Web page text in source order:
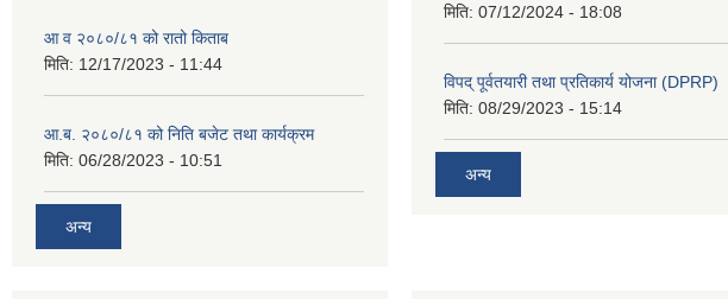
आ व २०८०/८१ को रातो किताब
मिति: 12/17/2023 - 11:44
आ.ब. २०८०/८१ को निति बजेट तथा कार्यक्रम
मिति: 06/28/2023 - 10:51
अन्य
मिति: 07/12/2024 - 18:08
विपद् पूर्वतयारी तथा प्रतिकार्य योजना (DPRP)
मिति: 08/29/2023 - 15:14
अन्य